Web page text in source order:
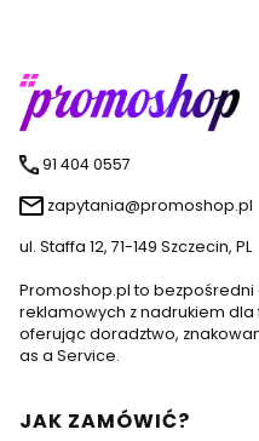
91 404 0557
zapytania@promoshop.pl
ul. Staffa 12, 71-149 Szczecin, PL
Promoshop.pl to
reklamowych z nadrukiem dla
oferując doradztwo,
as a Service.
Linki w stopce
JAK ZAMÓWIĆ?